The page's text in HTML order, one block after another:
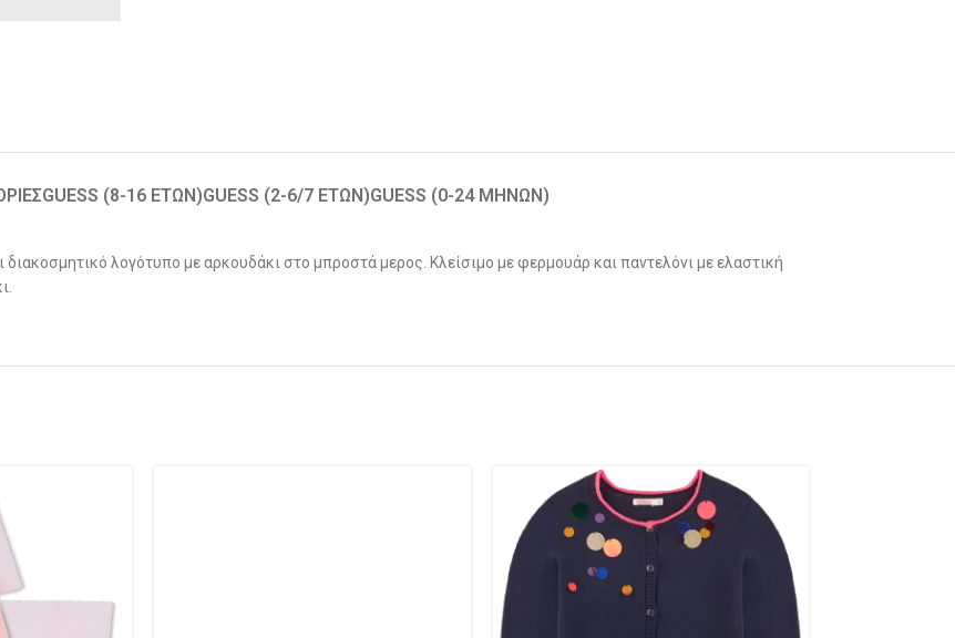
GUESS (8-16 ΕΤΏΝ)GUESS (2-6/7 ΕΤΏΝ)GUESS (0-24 ΜΗΝΏΝ)
λογότυπο με αρκουδάκι στο μπροστά μερος. Κλείσιμο με φερμουάρ και παντελόνι με ελαστική